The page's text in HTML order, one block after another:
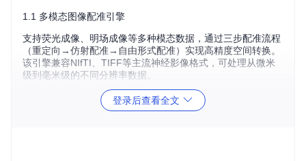
1.1 多模态图像配准引擎
支持荧光成像、明场成像等多种模态数据，通过三步配准流程
（重定向→仿射配准→自由形式配准）实现高精度空间转换。
该引擎兼容NIfTI、TIFF等主流神经影像格式，可处理从微米
级到毫米级的不同分辨率数据。
1.2 跨物种图谱支持系统登录后查看全文